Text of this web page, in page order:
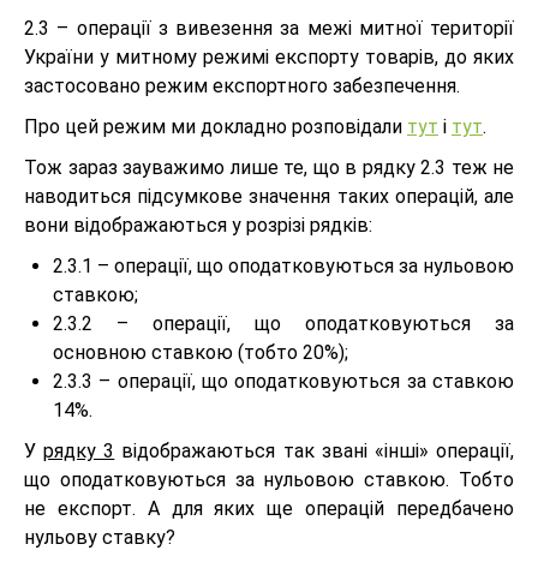
2.3 – операції з вивезення за межі митної території
України у митному режимі експорту товарів, до яких
застосовано режим експортного забезпечення.
Про цей режим ми докладно розповідали тут і тут.
Тож зараз зауважимо лише те, що в рядку 2.3 теж не
наводиться підсумкове значення таких операцій, але
вони відображаються у розрізі рядків:
2.3.1 – операції, що оподатковуються за нульовою
ставкою;
2.3.2 – операції, що оподатковуються за
основною ставкою (тобто 20%);
2.3.3 – операції, що оподатковуються за ставкою
14%.
Урядку 3 відображаються так звані «інші» операції,
що оподатковуються за нульовою ставкою. Тобто
не експорт. А для яких ще операцій передбачено
нульову ставку?